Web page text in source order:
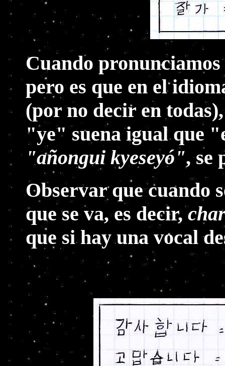
Cuando pronunciamos
pero es que en el
(por no decir en
"ye" suena igual que
"añongui kyeseyó", se
Observar que cuando
que se va, es decir,
que si hay una vocal